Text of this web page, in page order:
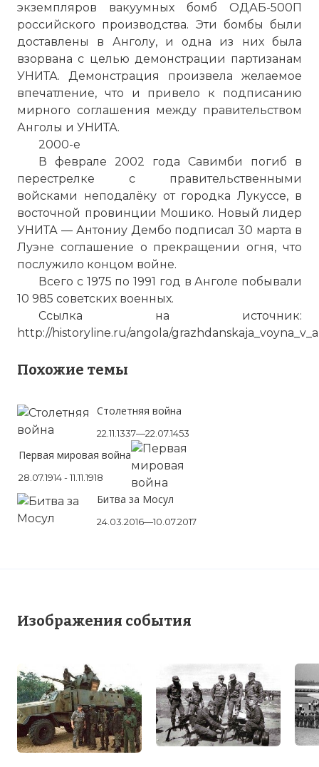
экземпляров вакуумных бомб ОДАБ-500П
российского производства. Эти бомбы были
доставлены в Анголу, и одна из них была
взорвана с целью демонстрации партизанам
УНИТА. Демонстрация произвела желаемое
впечатление, что и привело к подписанию
мирного соглашения между правительством
Анголы и УНИТА.
2000-е
В феврале 2002 года Савимби погиб в
перестрелке с правительственными
войсками неподалёку от городка Лукуссе, в
восточной провинции Мошико. Новый лидер
УНИТА — Антониу Дембо подписал 30 марта в
Луэне соглашение о прекращении огня, что
послужило концом войне.
Всего с 1975 по 1991 год в Анголе побывали
10 985 советских военных.
Ссылка на источник:
http://historyline.ru/angola/
Похожие темы
Столетняя война
22.11.1337—22.07.1453
Первая мировая война
28.07.1914 - 11.11.1918
Битва за Мосул
24.03.2016—10.07.2017
Изображения события